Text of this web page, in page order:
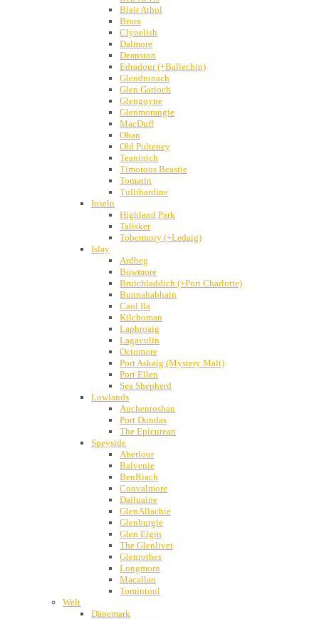
Blair Athol
Brora
Clynelish
Dalmore
Deanston
Edradour (+Ballechin)
Glendronach
Glen Garioch
Glengoyne
Glenmorangie
MacDuff
Oban
Old Pulteney
Teaninich
Timorous Beastie
Tomatin
Tullibardine
Inseln
Highland Park
Talisker
Tobermory (+Ledaig)
Islay
Ardbeg
Bowmore
Bruichladdich (+Port Charlotte)
Bunnahabhain
Caol Ila
Kilchoman
Laphroaig
Lagavulin
Octomore
Port Askaig (Mystery Malt)
Port Ellen
Sea Shepherd
Lowlands
Auchentoshan
Port Dundas
The Epicurean
Speyside
Aberlour
Balvenie
BenRiach
Convalmore
Dailuaine
GlenAllachie
Glenburgie
Glen Elgin
The Glenlivet
Glenrothes
Longmorn
Macallan
Tomintoul
Welt
Dänemark